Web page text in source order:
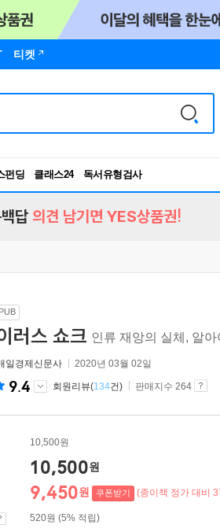
티켓
펀딩 클래스24
독서유형검사
RBTI Lab
답 의견 남기면 YES상품권!
러스 쇼크 인류 재앙의 실체, 알아
일경제신문사 2020년 03월 02일
9.4 회원리뷰(134건) 판매지수 264
10,500원
10,500원
9,450원 쿠폰받기 (종이책 정가 대비
520원 (5% 적립)